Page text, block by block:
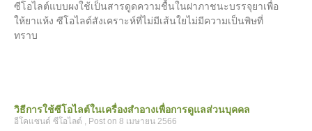
ซีโอไลต์แบบผงใช้เป็นสารดูดความชื้นในฝาภาชนะบรรจุยาเพื่อ
ให้ยาแห้ง ซีโอไลต์สังเคราะห์ที่ไม่มีเส้นใยไม่มีความเป็นพิษที่
ทราบ
วิธีการใช้ซีโอไลต์ในเครื่องสำอางเพื่อการดูแลส่วนบุคคล
อีโคแซนด์ ซีโอไลต์ 8 เมษายน 2566